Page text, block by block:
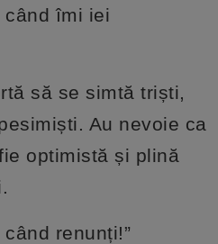
când îmi iei
să se simtă triști,
Au nevoie ca
optimistă și plină
renunți!”